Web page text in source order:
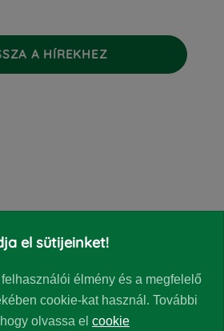
A HÍREKHEZ
Közlemények
Jelentések
el sütijeinket!
élmény és a megfelelő
cookie-kat használ. További
olvassa el cookie